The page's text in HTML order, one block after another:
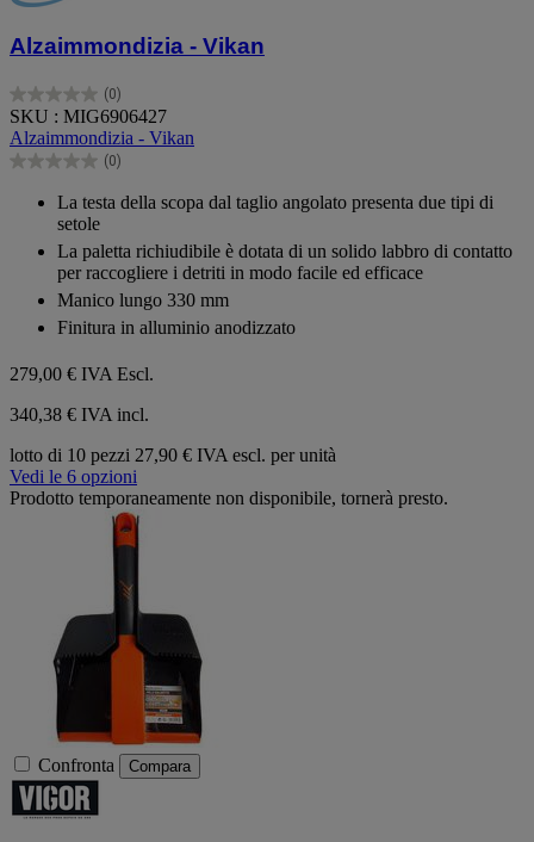
Alzaimmondizia - Vikan
(0)
0.0
su
5
stelle.
SKU : MIG6906427
Alzaimmondizia - Vikan
(0)
0.0
La testa della scopa dal taglio angolato presenta due tipi di
setole
La paletta richiudibile è dotata di un solido labbro di contatto
per raccogliere i detriti in modo facile ed efficace
Manico lungo 330 mm
Finitura in alluminio anodizzato
279,00 € IVA Escl.
340,38 € IVA incl.
lotto di 10 pezzi 27,90 € IVA escl. per unità
Vedi le 6 opzioni
Prodotto temporaneamente non disponibile, tornerà presto.
Confronta Compara